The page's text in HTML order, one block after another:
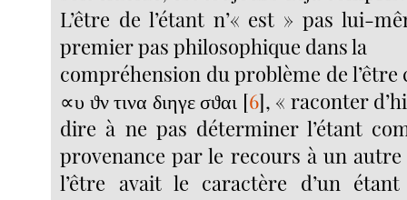
L’être de l’étant n’« est » pas lui-
premier pas philosophique dans la
compréhension du problème de l’être
∝υ ϑν τινα διηγε σϑαι [6], « raconter
dire à ne pas déterminer l’étant
provenance par le recours à un
l’être avait le caractère d’un étant